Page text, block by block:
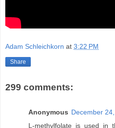
Adam Schleichkorn at 3:22 PM
Share
299 comments:
Anonymous December
L-methylfolate is used in